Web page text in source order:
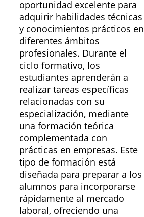
oportunidad excelente para
adquirir habilidades técnicas
y conocimientos prácticos en
diferentes ámbitos
profesionales. Durante el
ciclo formativo, los
estudiantes aprenderán a
realizar tareas específicas
relacionadas con su
especialización, mediante
una formación teórica
complementada con
prácticas en empresas. Este
tipo de formación está
diseñada para preparar a los
alumnos para incorporarse
rápidamente al mercado
laboral, ofreciendo una